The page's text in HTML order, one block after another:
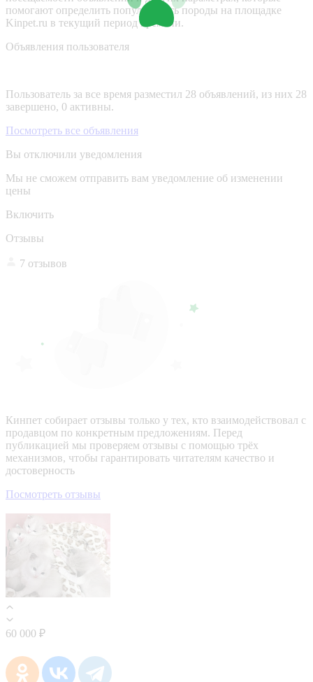
помогают определить популярность породы на площадке
Kinpet.ru в текущий период времени.
Объявления пользователя
Пользователь за все время разместил 28 объявлений, из них 28
завершено, 0 активны.
Посмотреть все объявления
Вы отключили уведомления
Мы не сможем отправить вам уведомление об изменении
цены
Включить
Отзывы
7 отзывов
Кинпет собирает отзывы только у тех, кто взаимодействовал с
продавцом по конкретным предложениям. Перед
публикацией мы проверяем отзывы с помощью трёх
механизмов, чтобы гарантировать читателям качество и
достоверность
Посмотреть отзывы
60 000 ₽